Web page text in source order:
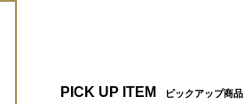
PICK UP ITEM ピックアップ商品